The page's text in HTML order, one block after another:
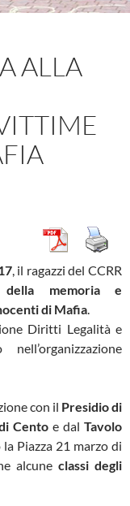
ALLA
, il ragazzi del CCRR
della memoria e
di Mafia
Diritti Legalità e
con il Presidio di
Cento e dalTavolo
la Piazza 21 marzo di
alcune classi degli